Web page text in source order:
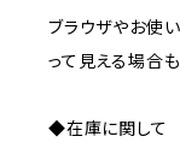
ブラウザやお使
って見える場合も
◆在庫に関して